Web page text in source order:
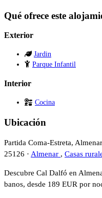
Qué ofrece este
Exterior
Jardin
Parque Infantil
Interior
Cocina
Ubicación
Partida Coma-Estreta,
25126 · Almenar , Casas
Descubre Cal Dalfó en
banos, desde 189 EUR por